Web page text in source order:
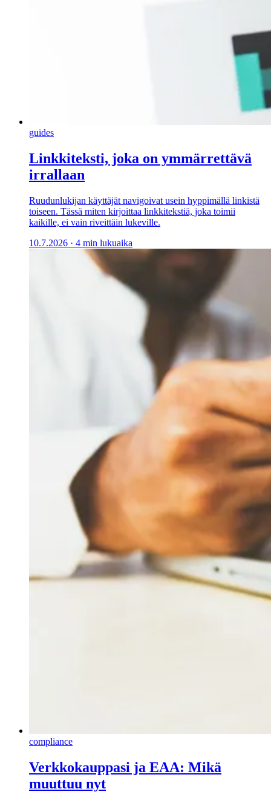
guides
Linkkiteksti, joka on ymmärrettävä
irrallaan
Ruudunlukijan käyttäjät navigoivat usein hyppimällä linkistä
toiseen. Tässä miten kirjoittaa linkkitekstiä, joka toimii
kaikille, ei vain riveittäin lukeville.
10.7.2026 · 4 min lukuaika
compliance
Verkkokauppasi ja EAA: Mikä
muuttuu nyt